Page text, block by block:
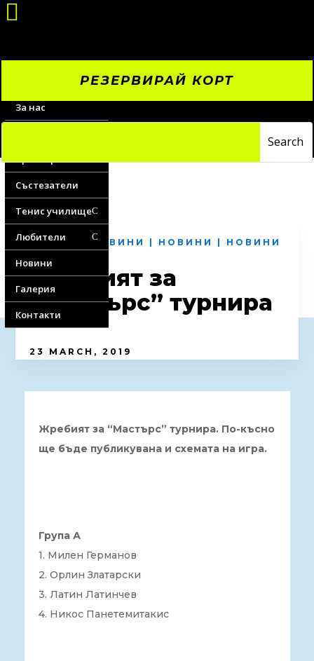

За нас
Треньори
Състезатели
Тенис училищеC
Любители C
Новини
Галерия
Контакти
РЕЗЕРВИРАЙ КОРТ
ВОДЕЩИ НОВИНИ НОВИНИ
НОВИНИ
Жребият за
“Мастърс” турнира
23 MARCH, 2019
Жребият за “Мастърс” турнира. По-късно
ще бъде публикувана и схемата на игра.
Група А
1. Милен Германов
2. Орлин Златарски
3. Латин Латинчев
4. Никос Панетемитакис